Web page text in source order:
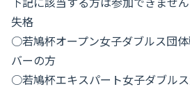
失格
○若鳩杯オープン女子ダブルス団
バーの方
○若鳩杯エキスパート女子ダブル